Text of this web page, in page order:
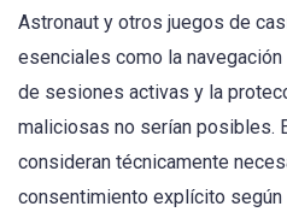
Astronaut y otros juegos de
esenciales como la
de sesiones activas y la
maliciosas no serían posibles.
consideran técnicamente
consentimiento explícito